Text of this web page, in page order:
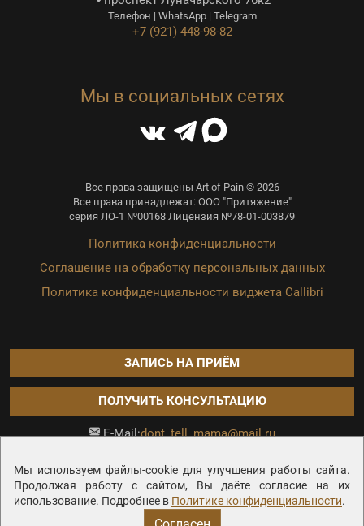
Мы используем файлы-cookie для улучшения работы сайта.
Продолжая работу с сайтом, Вы даёте согласие на их
использование. Подробнее в Политике конфиденциальности.
Телефон | WhatsApp | Telegram
+7 (921) 448-98-82
Мы в социальных сетях
Все права защищены Art of Pain © 2026
Все права принадлежат: ООО "Притяжение"
серия ЛО-1 №00168 Лицензия №78-01-003879
Политика конфиденциальности
Соглашение на обработку персональных данных
Политика конфиденциальности виджета Callibri
ЗАПИСЬ НА ПРИЁМ
ПОЛУЧИТЬ КОНСУЛЬТАЦИЮ
E-Mail:dont_tell_mama@mail.ru